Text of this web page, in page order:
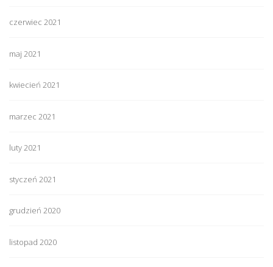
czerwiec 2021
maj 2021
kwiecień 2021
marzec 2021
luty 2021
styczeń 2021
grudzień 2020
listopad 2020